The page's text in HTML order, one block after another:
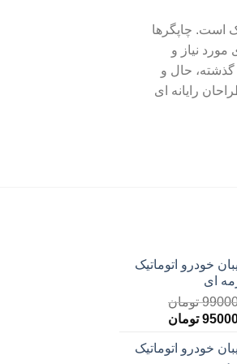
است. چاپگرها
نیاز و
گذشته، حال و
رایانه ای
خودرو اتوماتیک
ای
تومان
تومان
خودرو اتوماتیک